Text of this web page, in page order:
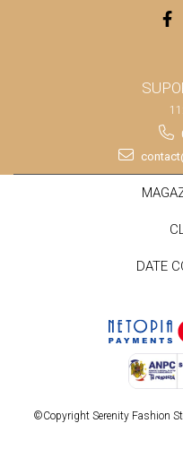
DATE
©Copyright Serenity Fashion